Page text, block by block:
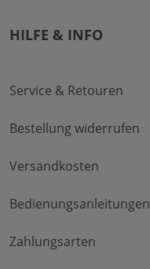
HILFE & INFO
Service & Retouren
Bestellung widerrufen
Versandkosten
Bedienungsanleitungen
Zahlungsarten